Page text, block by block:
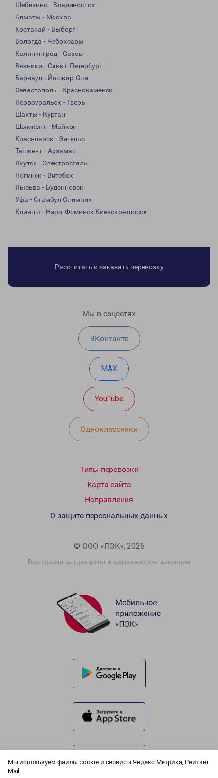
Мы используем файлы cookie и сервисы Яндекс.Метрика, Рейтинг
Mail
Шебекино - Владивосток
Алматы - Москва
Костанай - Выборг
Вологда - Чебоксары
Калининград - Саров
Вязники - Санкт-Петербург
Барнаул - Йошкар-Ола
Севастополь - Краснокаменск
Первоуральск - Тверь
Шахты - Курган
Шымкент - Майкоп
Красноярск - Энгельс
Ташкент - Арзамас
Якутск - Электросталь
Ногинск - Витебск
Лысьва - Буденновск
Уфа - Стамбул Олимпик
Клинцы - Наро-Фоминск Киевское шоссе
Рассчитать и заказать перевозку
Мы в соцсетях
ВКонтакте
MAX
YouTube
Одноклассники
Типы перевозки
Карта сайта
Направления
© ООО «ПЭК», 2026
Все права защищены и охраняются законом
О защите персональных данных